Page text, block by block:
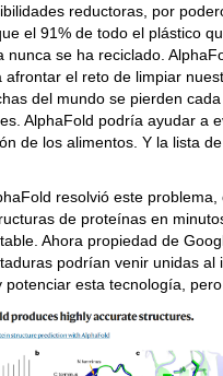
reductoras, por
el 91% de todo el plástico
nunca se ha reciclado.
afrontar el reto de limpiar
del mundo se pierden
AlphaFold podría ayudar a
de los alimentos. Y la lista
resolvió este
de proteínas en
Ahora propiedad de
podrían venir unidas al
potenciar esta tecnología,